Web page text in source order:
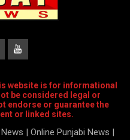
website is for informational
be considered legal or
endorse or guarantee the
or linked sites.
| Online Punjabi News |